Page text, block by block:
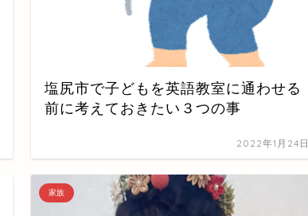
塩尻市で子どもを英語教室に通わせる
前に考えておきたい３つの事
2022年1月24日
家族